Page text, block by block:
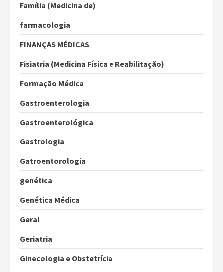
Família (Medicina de)
farmacologia
FINANÇAS MÉDICAS
Fisiatria (Medicina Física e Reabilitação)
Formação Médica
Gastroenterologia
Gastroenterológica
Gastrologia
Gatroentorologia
genética
Genética Médica
Geral
Geriatria
Ginecologia e Obstetrícia